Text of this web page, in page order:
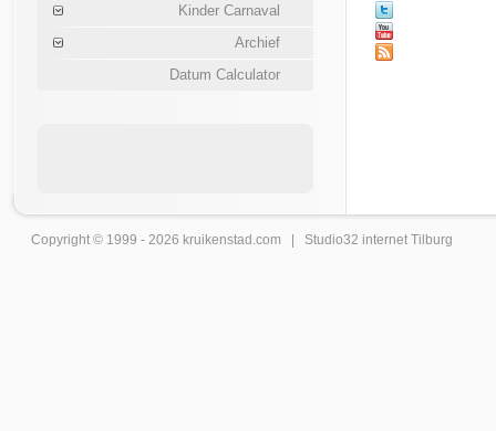
Kinder Carnaval
Archief
Datum Calculator
Copyright © 1999 - 2026 kruikenstad .com | Studio32 internet Tilburg